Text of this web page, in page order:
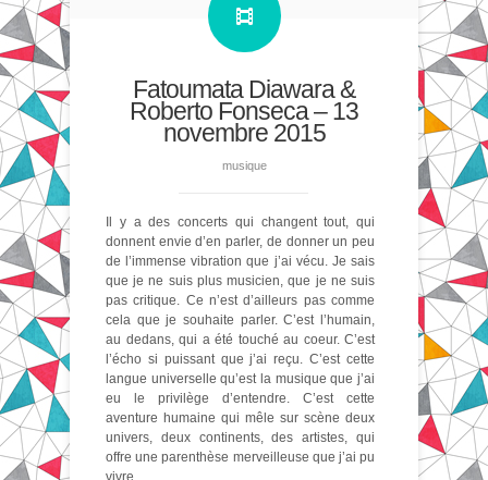
Fatoumata Diawara &
Roberto Fonseca – 13
novembre 2015
musique
Il y a des concerts qui changent tout, qui
donnent envie d’en parler, de donner un peu
de l’immense vibration que j’ai vécu. Je sais
que je ne suis plus musicien, que je ne suis
pas critique. Ce n’est d’ailleurs pas comme
cela que je souhaite parler. C’est l’humain,
au dedans, qui a été touché au coeur. C’est
l’écho si puissant que j’ai reçu. C’est cette
langue universelle qu’est la musique que j’ai
eu le privilège d’entendre. C’est cette
aventure humaine qui mêle sur scène deux
univers, deux continents, des artistes, qui
offre une parenthèse merveilleuse que j’ai pu
vivre.